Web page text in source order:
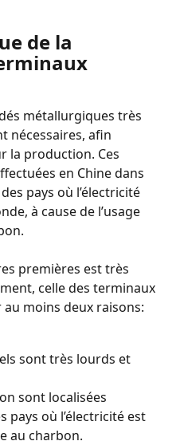
de la
métallurgiques très
nécessaires, afin
la production. Ces
en Chine dans
pays où l’électricité
à cause de l’usage
premières est très
celle des terminaux
moins deux raisons:
sont très lourds et
sont localisées
pays où l’électricité est
au charbon.